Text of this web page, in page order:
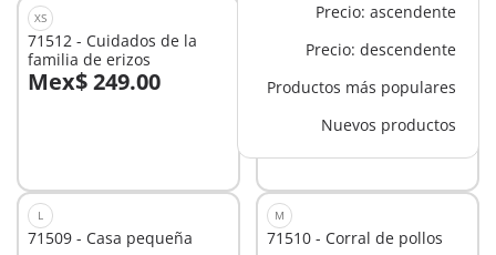
Precio: ascendente
Precio: descendente
Productos más populares
Nuevos productos
XS
71512 - Cuidados de la
familia de erizos
Mex$ 249.00
A la cesta
71511 - Intercambio de
libros
Mex$ 349.00
A la cesta
L
71509 - Casa pequeña
M
71510 - Corral de pollos